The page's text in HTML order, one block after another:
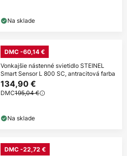
Na sklade
DMC -60,14 €
Vonkajšie nástenné svietidlo STEINEL
Smart Sensor L 800 SC, antracitová farba
134,90 €
DMC195,04 €
Na sklade
DMC -22,72 €